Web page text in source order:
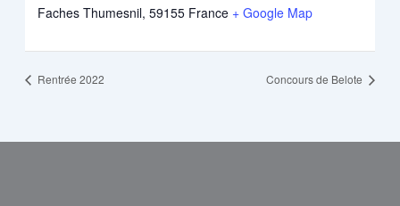
Faches Thumesnil, 59155 France + Google Map
Rentrée 2022 Concours de Belote